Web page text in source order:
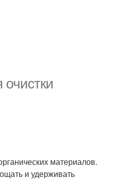
очистки
материалов.
и удерживать